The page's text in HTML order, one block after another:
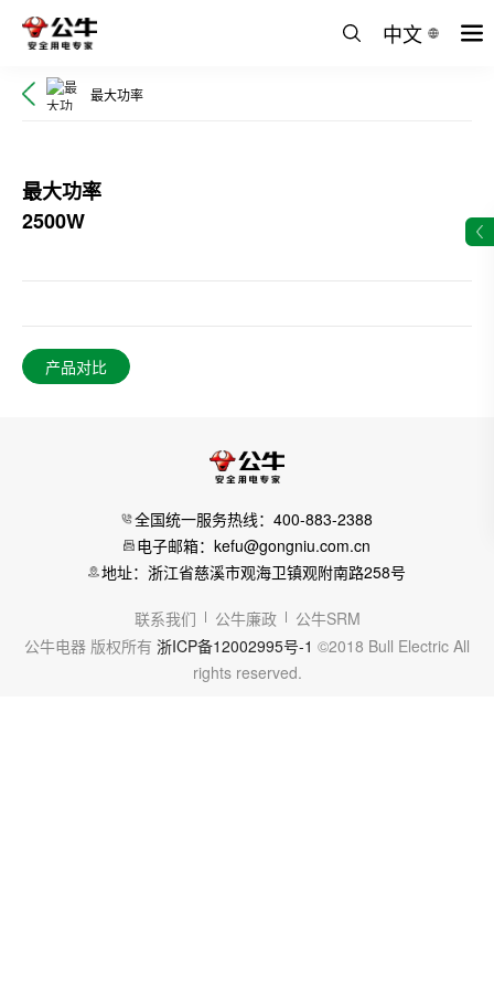
中文
最大功率
最大功率
2500W
产品对比
全国统一服务热线：400-883-2388
电子邮箱：kefu@gongniu.com.cn
地址：浙江省慈溪市观海卫镇观附南路258号
联系我们 公牛廉政
公牛SRM
公牛电器 版权所有 浙ICP备12002995号-1 ©2018 Bull Electric All
rights reserved.